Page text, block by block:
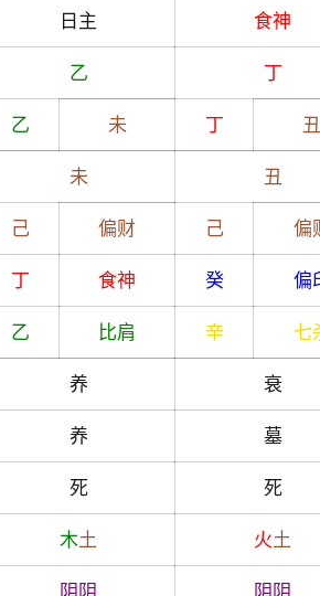
日主 食神
乙 丁
乙 未 丁 丑
未 丑
己 偏财 己 偏
丁 食神 癸 偏
乙 比肩 辛 七
养 衰
养 墓
死 死
木土 火土
阴 阴 阴 阴